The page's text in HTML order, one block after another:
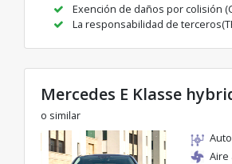
Exención de daños por colisión
La responsabilidad de
Mercedes E Klasse
o similar
Aire